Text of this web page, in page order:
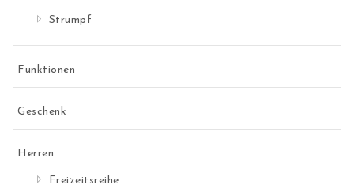
Strumpf
Funktionen
Geschenk
Herren
Freizeitsreihe